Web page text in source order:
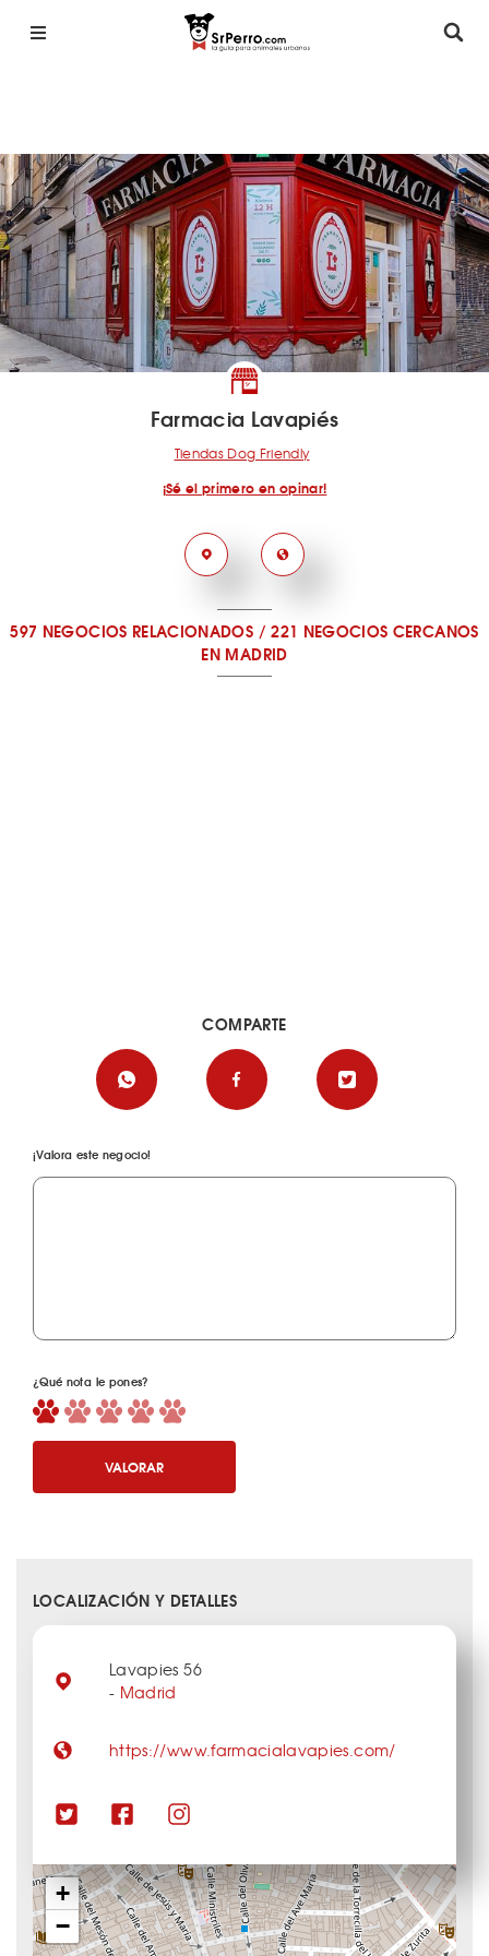
Farmacia Lavapiés
Tiendas Dog Friendly
¡Sé el primero en opinar!
597 NEGOCIOS RELACIONADOS /221 NEGOCIOS CERCANOS
EN MADRID
¡Valora este negocio!
¿Qué nota le pones?
VALORAR
COMPARTE
LOCALIZACIÓN Y DETALLES
+
−
Lavapies 56
- Madrid
https://www.farmacialavapies.com/